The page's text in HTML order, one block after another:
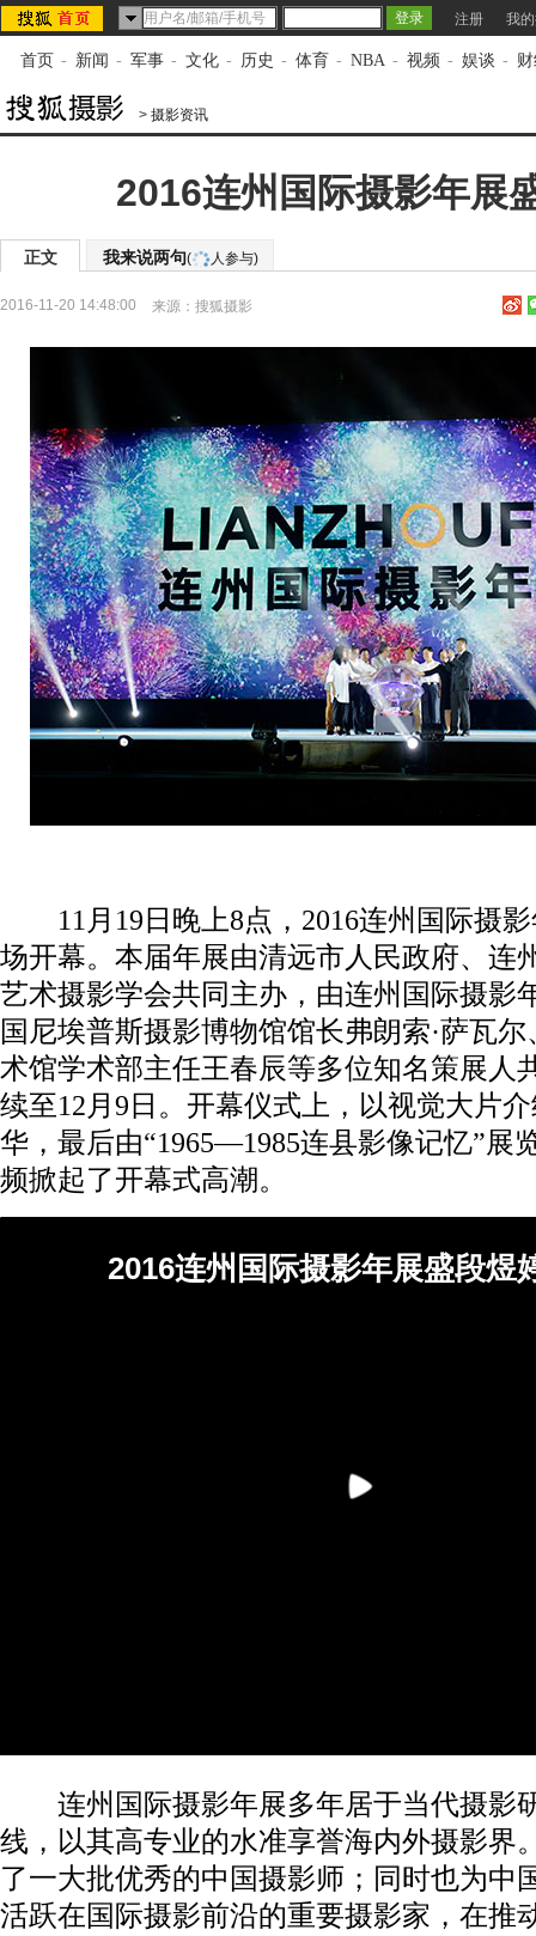
注册 我
首页 - 新闻 - 军事 - 文化 - 历史 - 体育 - NBA - 视频 - 娱谈 -
> 摄影资讯
2016连州国际摄影年展
正文 我来说两句( 人参与)
2016-11-20 14:48:00 来源： 搜狐摄影
11月19日晚上8点，2016连州国际摄影
场开幕。本届年展由清远市人民政府、连
艺术摄影学会共同主办，由连州国际摄影
国尼埃普斯摄影博物馆馆长弗朗索·萨瓦
术馆学术部主任王春辰等多位知名策展人
续至12月9日。开幕仪式上，以视觉大片
华，最后由“1965—1985连县影像记忆”展
频掀起了开幕式高潮。
2016连州国际摄影年展盛段煜
连州国际摄影年展多年居于当代摄影
线，以其高专业的水准享誉海内外摄影界
了一大批优秀的中国摄影师；同时也为中
活跃在国际摄影前沿的重要摄影家，在推